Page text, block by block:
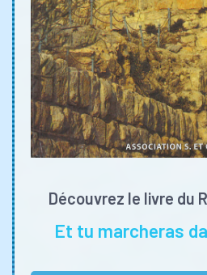
Découvrez le livre du
Et tu marcheras